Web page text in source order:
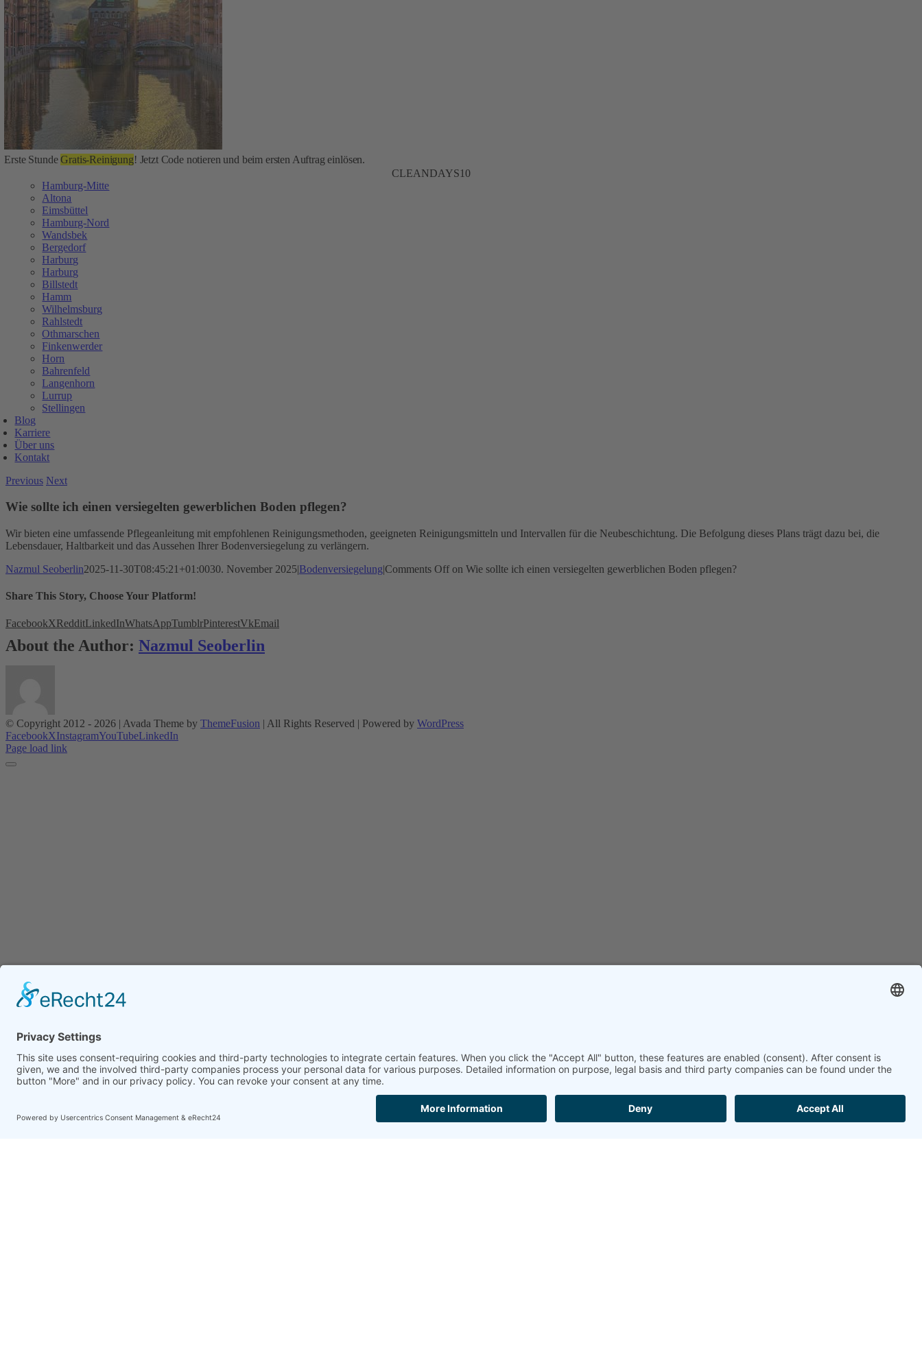
Erste StundeGratis-Reinigung! Jetzt Code notieren und beim ersten Auftrag einlösen.
CLEANDAYS10
Hamburg-Mitte
Altona
Eimsbüttel
Hamburg-Nord
Wandsbek
Bergedorf
Harburg
Harburg
Billstedt
Hamm
Wilhelmsburg
Rahlstedt
Othmarschen
Finkenwerder
Horn
Bahrenfeld
Langenhorn
Lurrup
Stellingen
Blog
Karriere
Über uns
Kontakt
Previous Next
Wie sollte ich einen versiegelten gewerblichen Boden pflegen?
Wir bieten eine umfassende Pflegeanleitung mit empfohlenen Reinigungsmethoden, geeigneten Reinigungsmitteln und Intervallen für die Neubeschichtung. Die Befolgung dieses Plans trägt dazu bei, die
Lebensdauer, Haltbarkeit und das Aussehen Ihrer Bodenversiegelung zu verlängern.
Nazmul Seoberlin2025-11-30T08:45:21+01:0030. November 2025|Bodenversiegelung|Comments Off on Wie sollte ich einen versiegelten gewerblichen Boden pflegen?
Share This Story, Choose Your Platform!
FacebookXRedditLinkedInWhatsAppTumblrPinterestVkEmail
About the Author: Nazmul Seoberlin
© Copyright 2012 - 2026 | Avada Theme by ThemeFusion | All Rights Reserved | Powered by WordPress
FacebookXInstagramYouTubeLinkedIn
Page load link